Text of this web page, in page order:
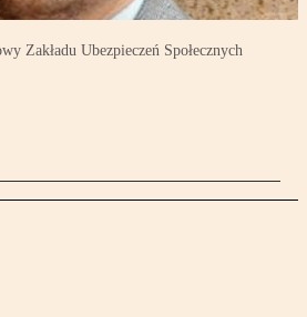
Zakładu Ubezpieczeń Społecznych